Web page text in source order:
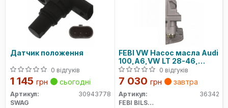
Датчик положення
0 відгуків
1 145 грн сьогодні
Артикул:
30943778
SWAG
FEBI VW Насос масла Audi
100,A6,VW LT 28-46,
Crafter 06- 2.5 Tdi с
прокладкой!
0 відгуків
7 030 грн завтра
Артикул:
36342
FEBI BILSTEIN